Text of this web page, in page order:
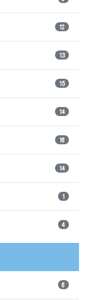
12
13
15
14
16
14
1
4
6